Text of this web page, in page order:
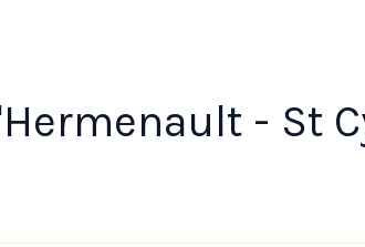
- St